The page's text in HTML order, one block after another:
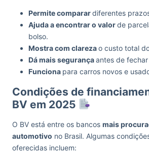
Permite comparardiferentes
Ajuda a encontrar o valorde
bolso.
Mostra com clarezao custo total
Dá mais segurançaantes de
Funciona para carros novos e
Condições de
BV em 2025
O BV está entre os bancos mais
automotivo no Brasil. Algumas
oferecidas incluem: